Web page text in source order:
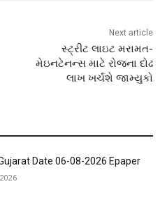
Next article
સ્ટ્રીટ લાઇટ મરામત-
મેઇનટેનન્સ માટે રોજના દોઢ
લાખ ખર્ચશે જામ્યુકો
Date 06-08-2026 Epaper